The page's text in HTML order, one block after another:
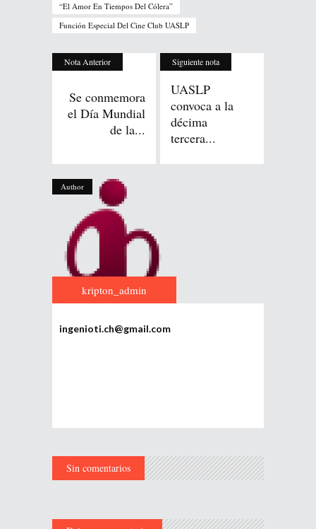
“El Amor En Tiempos Del Cólera”
Función Especial Del Cine Club UASLP
Nota Anterior
Se conmemora
el Día Mundial
de la...
Siguiente nota
UASLP
convoca a la
décima
tercera...
Author
kripton_admin
ingenioti.ch@gmail.com
Sin comentarios